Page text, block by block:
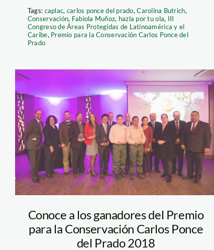
Tags: caplac, carlos ponce del prado,Carolina Butrich,
Conservación, Fabiola Muñoz, hazla por tu ola, III
Congreso de Áreas Protegidas de Latinoamérica y el
Caribe, Premio para la Conservación Carlos Ponce del
Prado
Premio Carlos
Ponce
Conoce a los ganadores del Premio
para la Conservación Carlos Ponce
del Prado 2018